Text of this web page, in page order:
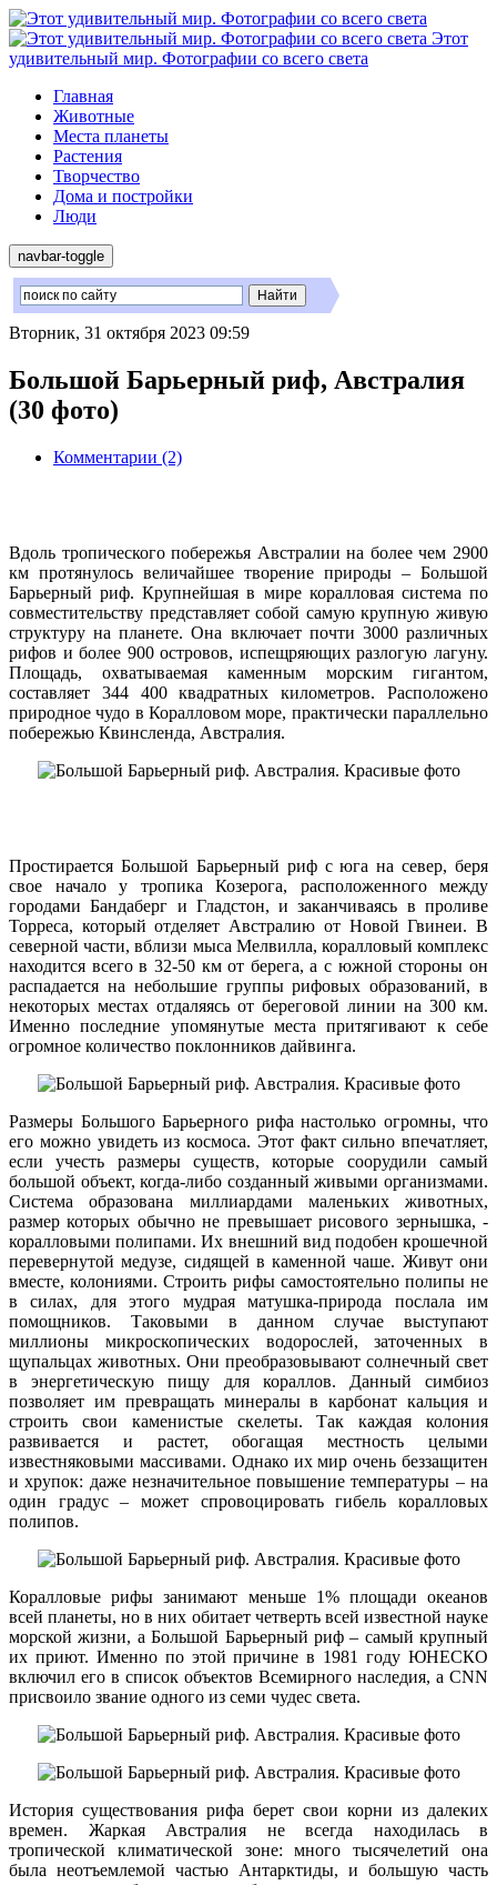
Этот
удивительный мир. Фотографии со всего света
Главная
Животные
Места планеты
Растения
Творчество
Дома и постройки
Люди
navbar-toggle
Вторник, 31 октября 2023 09:59
Большой Барьерный риф, Австралия
(30 фото)
Комментарии (2)
Вдоль тропического побережья Австралии на более чем 2900
км протянулось величайшее творение природы – Большой
Барьерный риф. Крупнейшая в мире коралловая система по
совместительству представляет собой самую крупную живую
структуру на планете. Она включает почти 3000 различных
рифов и более 900 островов, испещряющих разлогую лагуну.
Площадь, охватываемая каменным морским гигантом,
составляет 344 400 квадратных километров. Расположено
природное чудо в Коралловом море, практически параллельно
побережью Квинсленда, Австралия.
Простирается Большой Барьерный риф с юга на север, беря
свое начало у тропика Козерога, расположенного между
городами Бандаберг и Гладстон, и заканчиваясь в проливе
Торреса, который отделяет Австралию от Новой Гвинеи. В
северной части, вблизи мыса Мелвилла, коралловый комплекс
находится всего в 32-50 км от берега, а с южной стороны он
распадается на небольшие группы рифовых образований, в
некоторых местах отдаляясь от береговой линии на 300 км.
Именно последние упомянутые места притягивают к себе
огромное количество поклонников дайвинга.
Размеры Большого Барьерного рифа настолько огромны, что
его можно увидеть из космоса. Этот факт сильно впечатляет,
если учесть размеры существ, которые соорудили самый
большой объект, когда-либо созданный живыми организмами.
Система образована миллиардами маленьких животных,
размер которых обычно не превышает рисового зернышка, -
коралловыми полипами. Их внешний вид подобен крошечной
перевернутой медузе, сидящей в каменной чаше. Живут они
вместе, колониями. Строить рифы самостоятельно полипы не
в силах, для этого мудрая матушка-природа послала им
помощников. Таковыми в данном случае выступают
миллионы микроскопических водорослей, заточенных в
щупальцах животных. Они преобразовывают солнечный свет
в энергетическую пищу для кораллов. Данный симбиоз
позволяет им превращать минералы в карбонат кальция и
строить свои каменистые скелеты. Так каждая колония
развивается и растет, обогащая местность целыми
известняковыми массивами. Однако их мир очень беззащитен
и хрупок: даже незначительное повышение температуры – на
один градус – может спровоцировать гибель коралловых
полипов.
Коралловые рифы занимают меньше 1% площади океанов
всей планеты, но в них обитает четверть всей известной науке
морской жизни, а Большой Барьерный риф – самый крупный
их приют. Именно по этой причине в 1981 году ЮНЕСКО
включил его в список объектов Всемирного наследия, а CNN
присвоило звание одного из семи чудес света.
История существования рифа берет свои корни из далеких
времен. Жаркая Австралия не всегда находилась в
тропической климатической зоне: много тысячелетий она
была неотъемлемой частью Антарктиды, и большую часть